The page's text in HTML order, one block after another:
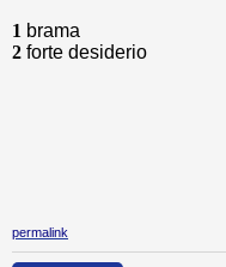
1 brama
2 forte desiderio
permalink